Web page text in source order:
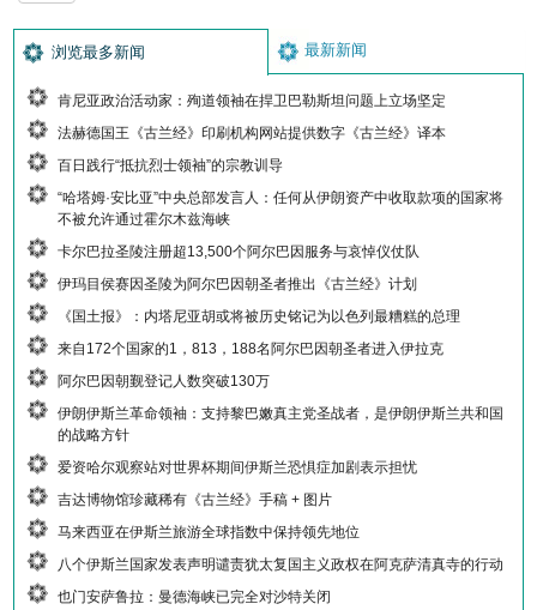
浏览最多新闻 最新新闻
肯尼亚政治活动家：殉道领袖在捍卫巴勒斯坦问题上立场坚定
法赫德国王《古兰经》印刷机构网站提供数字《古兰经》译本
百日践行“抵抗烈士领袖”的宗教训导
“哈塔姆·安比亚”中央总部发言人：任何从伊朗资产中收取款项的国家将
不被允许通过霍尔木兹海峡
卡尔巴拉圣陵注册超13,500个阿尔巴因服务与哀悼仪仗队
伊玛目侯赛因圣陵为阿尔巴因朝圣者推出《古兰经》计划
《国土报》：内塔尼亚胡或将被历史铭记为以色列最糟糕的总理
来自172个国家的1，813，188名阿尔巴因朝圣者进入伊拉克
阿尔巴因朝觐登记人数突破130万
伊朗伊斯兰革命领袖：支持黎巴嫩真主党圣战者，是伊朗伊斯兰共和国
的战略方针
爱资哈尔观察站对世界杯期间伊斯兰恐惧症加剧表示担忧
吉达博物馆珍藏稀有《古兰经》手稿 + 图片
马来西亚在伊斯兰旅游全球指数中保持领先地位
八个伊斯兰国家发表声明谴责犹太复国主义政权在阿克萨清真寺的行动
也门安萨鲁拉：曼德海峡已完全对沙特关闭